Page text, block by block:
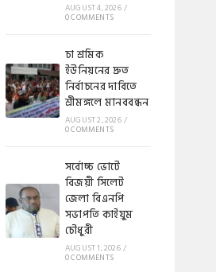
AUGUST 4, 2026/
0 COMMENTS
চা শ্রমিক
ইউনিয়নের দ্রুত
নির্বাচনের দাবিতে
শ্রীমঙ্গলে মানববন্ধন
AUGUST 2, 2026/
0 COMMENTS
সর্বোচ্চ ভোটে
বিজয়ী সিলেট
জেলা বিএনপি
সভাপতি কাইয়ুম
চৌধুরী
AUGUST 1, 2026/
0 COMMENTS